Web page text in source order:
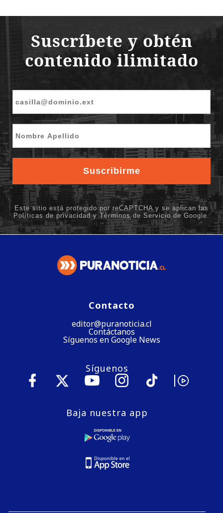
Contacto
editor@puranoticia.cl
Contáctanos
Síguenos en Google News
Síguenos
Baja nuestra app